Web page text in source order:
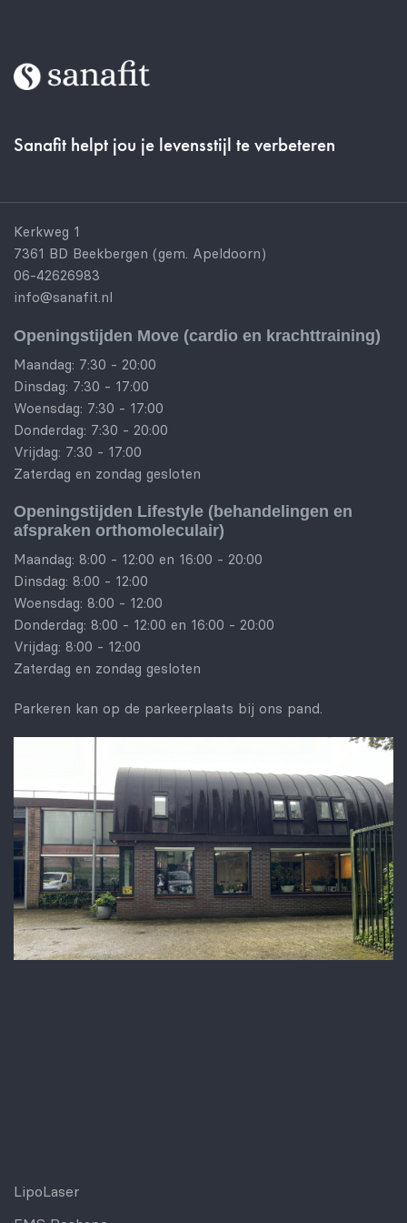
Sanafit helpt jou je levensstijl te verbeteren
Kerkweg 1
7361 BD Beekbergen (gem. Apeldoorn)
06-42626983
info@sanafit.nl
Openingstijden Move (cardio en krachttraining)
Maandag: 7:30 - 20:00
Dinsdag: 7:30 - 17:00
Woensdag: 7:30 - 17:00
Donderdag: 7:30 - 20:00
Vrijdag: 7:30 - 17:00
Zaterdag en zondag gesloten
Openingstijden Lifestyle (behandelingen en
afspraken orthomoleculair)
Maandag: 8:00 - 12:00 en 16:00 - 20:00
Dinsdag: 8:00 - 12:00
Woensdag: 8:00 - 12:00
Donderdag: 8:00 - 12:00 en 16:00 - 20:00
Vrijdag: 8:00 - 12:00
Zaterdag en zondag gesloten
Parkeren kan op de parkeerplaats bij ons pand.
LipoLaser